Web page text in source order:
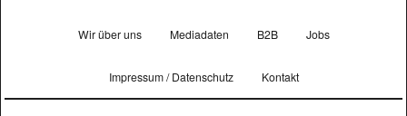
Wir über uns Mediadaten B2B Jobs
Impressum / Datenschutz Kontakt